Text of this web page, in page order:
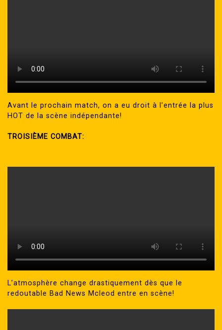
Avant le prochain match, on a eu droit à l’entrée la plus
HOT de la scène indépendante!
TROISIÈME COMBAT:
L’atmosphère change drastiquement dès que le
redoutable Bad News Mcleod entre en scène!